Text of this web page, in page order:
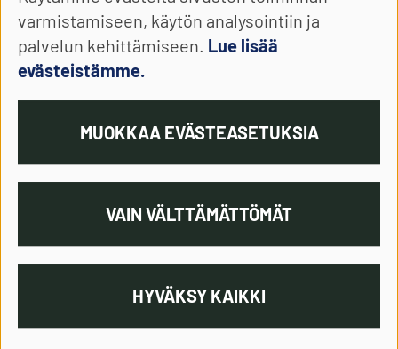
puutteen korjaamiseksi. Voit antaa
saavutettavuuspalautetta meille joko
verkkolomakkeella tai sähköpostitse.
saavutettavuuspalaute(at)tsv.fi
Valvontaviranomainen
saavutettavuusongelmia, anna ensin
palautetta meille eli sivuston ylläpitäjälle. Voit
varmistamiseen, käytön analysointiin ja
palvelun kehittämiseen. Lue lisää
evästeistämme.
MUOKKAA EVÄSTEASETUKSIA
VAIN VÄLTTÄMÄTTÖMÄT
HYVÄKSY KAIKKI